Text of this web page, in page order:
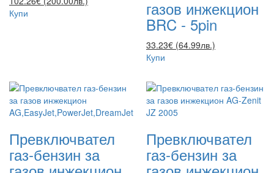
Купи
газов инжекцион
BRC - 5pin
33.23€ (64.99лв.)
Купи
Превключвател
газ-бензин за
Превключвател
газ-бензин за